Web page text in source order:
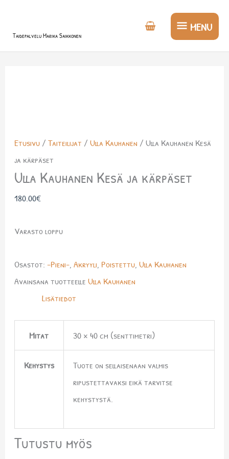
Taidepalvelu Marika Saikkonen
MENU
MENU
Etusivu/ Taiteilijat / Ulla Kauhanen / Ulla Kauhanen Kesä
ja kärpäset
Ulla Kauhanen Kesä ja kärpäset
180.00€
Varasto loppu
Osastot: -Pieni-, Akryyli, Poistettu, Ulla Kauhanen
Avainsana tuotteelle Ulla Kauhanen
Lisätiedot
Mitat 30 × 40 cm (senttimetri)
Kehystys
Tuote on sellaisenaan valmis
ripustettavaksi eikä tarvitse
kehystystä.
Tutustu myös